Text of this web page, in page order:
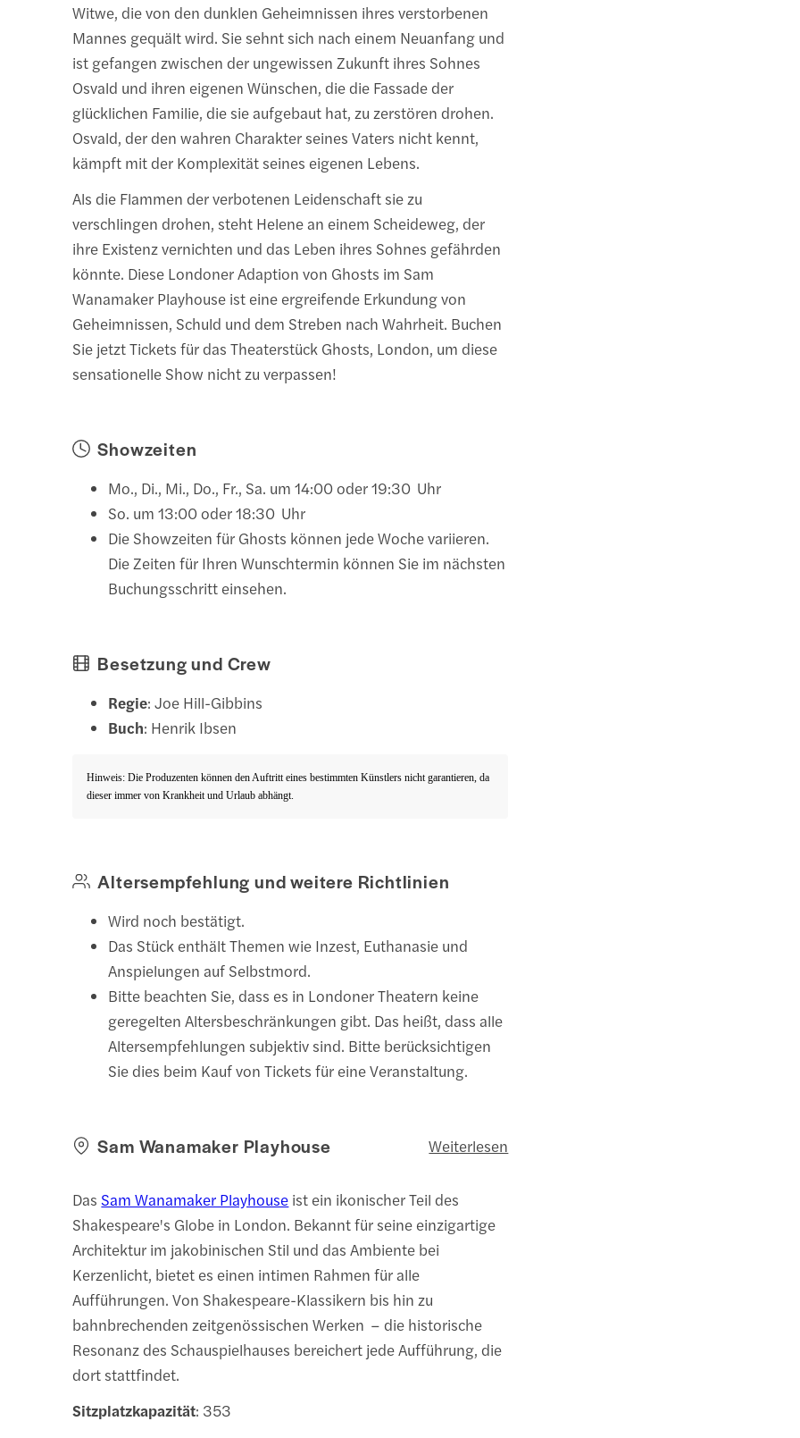
Witwe, die von den dunklen Geheimnissen ihres verstorbenen
Mannes gequält wird. Sie sehnt sich nach einem Neuanfang und
ist gefangen zwischen der ungewissen Zukunft ihres Sohnes
Osvald und ihren eigenen Wünschen, die die Fassade der
glücklichen Familie, die sie aufgebaut hat, zu zerstören drohen.
Osvald, der den wahren Charakter seines Vaters nicht kennt,
kämpft mit der Komplexität seines eigenen Lebens.
Als die Flammen der verbotenen Leidenschaft sie zu
verschlingen drohen, steht Helene an einem Scheideweg, der
ihre Existenz vernichten und das Leben ihres Sohnes gefährden
könnte. Diese Londoner Adaption von Ghosts im Sam
Wanamaker Playhouse ist eine ergreifende Erkundung von
Geheimnissen, Schuld und dem Streben nach Wahrheit. Buchen
Sie jetzt Tickets für das Theaterstück Ghosts, London, um diese
sensationelle Show nicht zu verpassen!
Showzeiten
Mo., Di., Mi., Do., Fr., Sa. um 14:00 oder 19:30 Uhr
So. um 13:00 oder 18:30 Uhr
Die Showzeiten für Ghosts können jede Woche variieren.
Die Zeiten für Ihren Wunschtermin können Sie im nächsten
Buchungsschritt einsehen.
Besetzung und Crew
Regie: Joe Hill-Gibbins
Buch: Henrik Ibsen
Hinweis: Die Produzenten können den Auftritt eines bestimmten Künstlers nicht garantieren, da
dieser immer von Krankheit und Urlaub abhängt.
Altersempfehlung und weitere Richtlinien
Wird noch bestätigt.
Das Stück enthält Themen wie Inzest, Euthanasie und
Anspielungen auf Selbstmord.
Bitte beachten Sie, dass es in Londoner Theatern keine
geregelten Altersbeschränkungen gibt. Das heißt, dass alle
Altersempfehlungen subjektiv sind. Bitte berücksichtigen
Sie dies beim Kauf von Tickets für eine Veranstaltung.
Sam Wanamaker Playhouse Weiterlesen
Das Sam Wanamaker Playhouse ist ein ikonischer Teil des
Shakespeare's Globe in London. Bekannt für seine einzigartige
Architektur im jakobinischen Stil und das Ambiente bei
Kerzenlicht, bietet es einen intimen Rahmen für alle
Aufführungen. Von Shakespeare-Klassikern bis hin zu
bahnbrechenden zeitgenössischen Werken – die historische
Resonanz des Schauspielhauses bereichert jede Aufführung, die
dort stattfindet.
Sitzplatzkapazität: 353